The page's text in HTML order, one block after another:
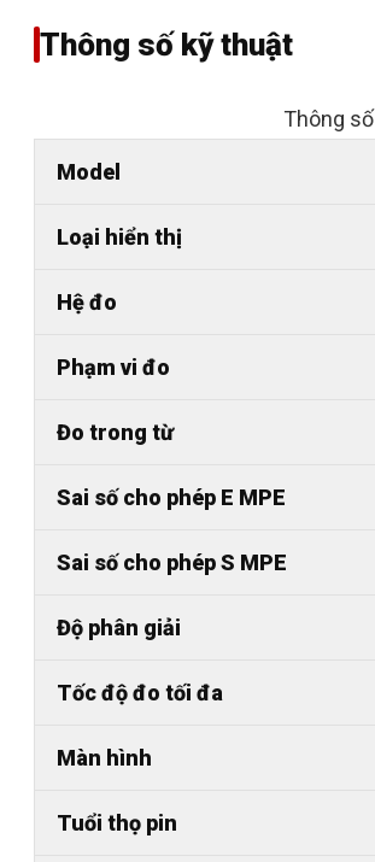
Thông số kỹ thuật
Thông số
Model
Loại hiển thị
Hệ đo
Phạm vi đo
Đo trong từ
Sai số cho phép E MPE
Sai số cho phép S MPE
Độ phân giải
Tốc độ đo tối đa
Màn hình
Tuổi thọ pin